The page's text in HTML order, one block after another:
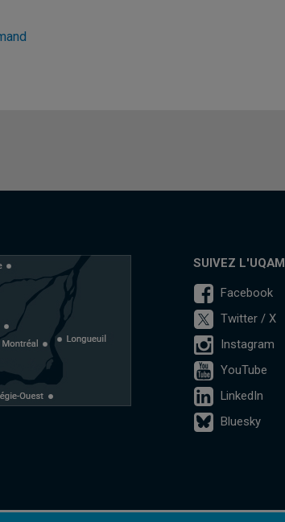
SUIVEZ L'UQAM
Facebook
Twitter / X
Instagram
YouTube
LinkedIn
Bluesky